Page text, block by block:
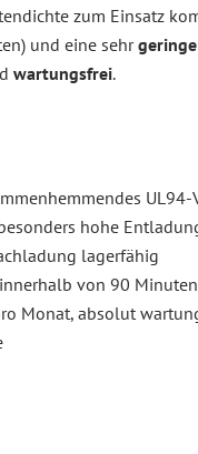
zum Einsatz
und eine sehr
wartungsfrei.
UL94-
hohe
lagerfähig
von 90 Minuten
Monat, absolut